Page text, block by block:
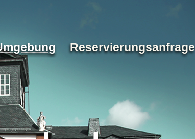
Reservierungsanfrage